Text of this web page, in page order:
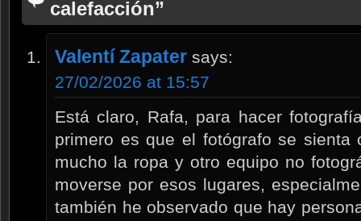
calefacción”
Valentí Zapater says:
27/02/2026 at 15:57
Está claro, Rafa, para hacer
primero es que el fotógrafo se sienta
mucho la ropa y otro equipo no
moverse por esos lugares,
también he observado que hay